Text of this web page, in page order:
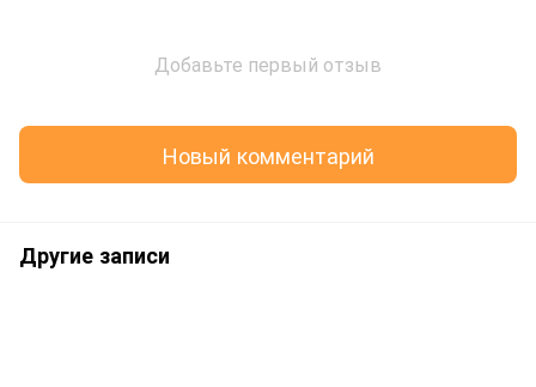
Добавьте первый отзыв
Новый комментарий
Другие записи